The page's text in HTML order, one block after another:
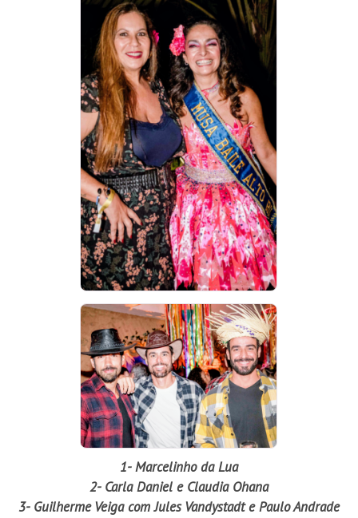
1- Marcelinho da Lua
2- Carla Daniel e Claudia Ohana
3- Guilherme Veiga com Jules Vandystadt e Paulo Andrade